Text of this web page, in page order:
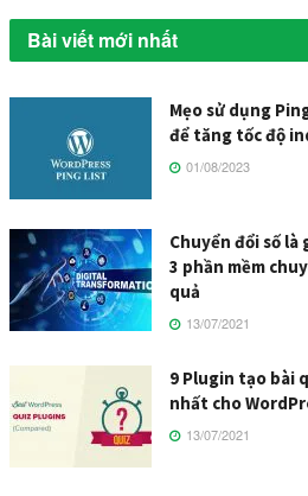
Bài viết mới nhất
Mẹo sử dụng
để tăng tốc độ
01/08/2023
Chuyển đổi số là
3 phần mềm
quả
13/07/2021
9 Plugin tạo bài
nhất cho
13/07/2021